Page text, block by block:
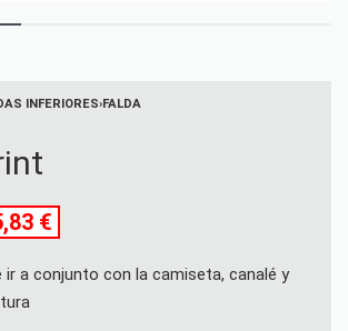
INFERIORES›FALDA
€
ir a conjunto con la camiseta, canalé y